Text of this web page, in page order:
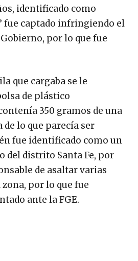
identificado como
fue captado infringiendo el
por lo que fue
que cargaba se le
de plástico
350 gramos de una
de lo que parecía ser
fue identificado como un
distrito Santa Fe, por
de asaltar varias
por lo que fue
ante la FGE.